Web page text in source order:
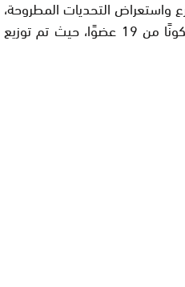
واستعراض التحديات المطروحة،
انتخب الحاضرون مكتبًا جديدًا مكونًا من 19 عضوًا، حيث تم توزيع